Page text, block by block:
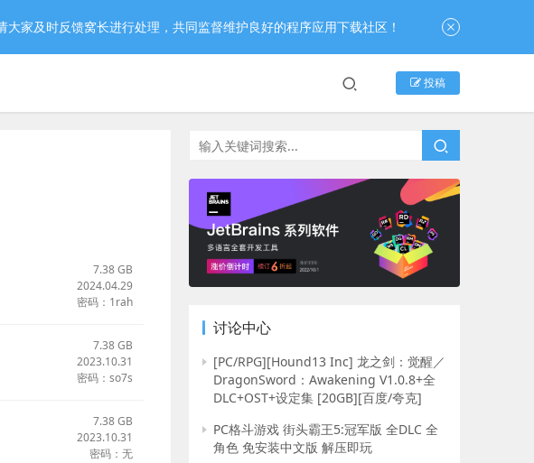
投稿
7.38 GB
2024.04.29
密码：1rah
7.38 GB
2023.10.31
密码：so7s
7.38 GB
2023.10.31
密码：无
讨论中心
[PC/RPG][Hound13 Inc] 龙之剑：觉醒／
DragonSword：Awakening V1.0.8+全
DLC+OST+设定集 [20GB][百度/夸克]
PC格斗游戏 街头霸王5:冠军版 全DLC 全
角色 免安装中文版 解压即玩
家及时反馈窝长进行处理，共同监督维护良好的程序应用下载社区！